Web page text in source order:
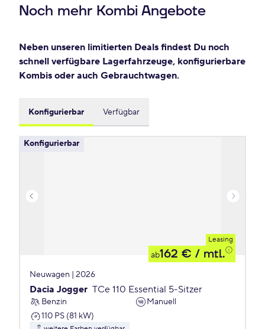
Noch mehr Kombi Angebote
Neben unseren limitierten Deals findest Du noch
schnell verfügbare Lagerfahrzeuge, konfigurierbare
Kombis oder auch Gebrauchtwagen.
Konfigurierbar Verfügbar
Konfigurierbar
Leasing
ab162 € / mtl.
Neuwagen | 2026
Dacia Jogger TCe 110 Essential 5-Sitzer
Benzin
Manuell
110 PS (81 kW)